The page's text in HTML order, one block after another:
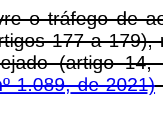
o tráfego de
177 a 179),
(artigo
1.089, de 2021)